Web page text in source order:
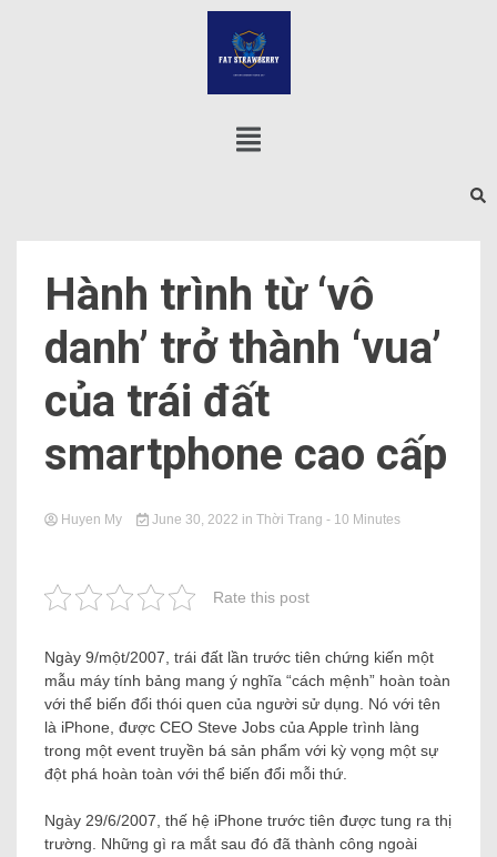
Hành trình từ ‘vô
danh’ trở thành ‘vua’
của trái đất
smartphone cao cấp
Huyen My June 30, 2022 in Thời Trang - 10 Minutes
Rate this post
Ngày 9/một/2007, trái đất lần trước tiên chứng kiến ​​một
mẫu máy tính bảng mang ý nghĩa “cách mệnh” hoàn toàn
với thể biến đổi thói quen của người sử dụng. Nó với tên
là iPhone, được CEO Steve Jobs của Apple trình làng
trong một event truyền bá sản phẩm với kỳ vọng một sự
đột phá hoàn toàn với thể biến đổi mỗi thứ.
Ngày 29/6/2007, thế hệ iPhone trước tiên được tung ra thị
trường. Những gì ra mắt sau đó đã thành công ngoài